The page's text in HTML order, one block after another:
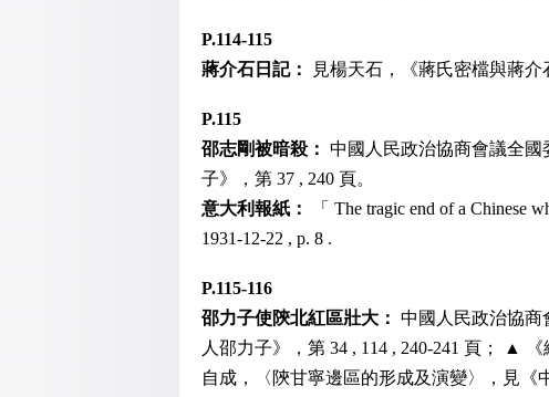
P.114-115
蔣介石日記：
見楊天石，《蔣氏密檔與蔣介
P.115
邵志剛被暗殺： 中國人民政治協商會議全
子》，第 37 , 240 頁。
意大利報紙：
「 The tragic end of a Chinese
1931-12-22 , p. 8 .
P.115-116
邵力子使陝北紅區壯大： 中國人民政治協商
人邵力子》，第 34 , 114 , 240-241 頁； ▲
自成，〈陝甘寧邊區的形成及演變〉，見《